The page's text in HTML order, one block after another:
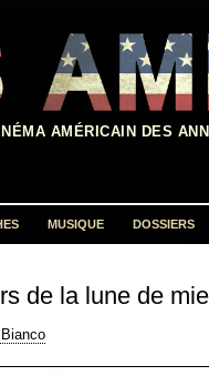
AMÉRICAIN DES
MUSIQUE DOSSIERS
de la lune de